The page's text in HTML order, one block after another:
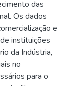
das
Os dados
e
instituições
da Indústria,
no
para o